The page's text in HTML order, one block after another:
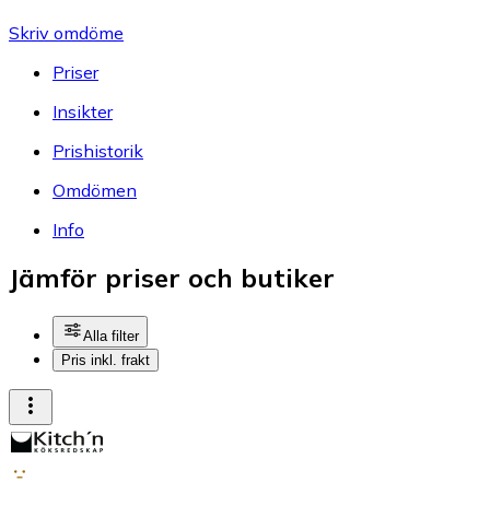
Skriv omdöme
Priser
Insikter
Prishistorik
Omdömen
Info
Jämför priser och butiker
Alla filter
Pris inkl. frakt